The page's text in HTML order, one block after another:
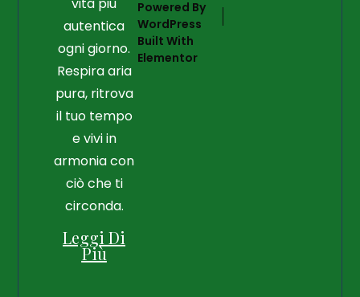
vita più
autentica
ogni giorno.
Respira aria
pura, ritrova
il tuo tempo
e vivi in
armonia con
ciò che ti
circonda.
Leggi Di
Più
Powered By
WordPress
Built With
Elementor